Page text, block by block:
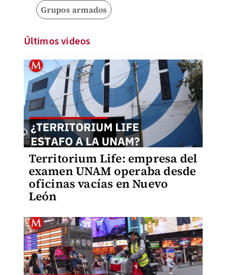
Grupos armados
Últimos videos
Territorium Life: empresa del
examen UNAM operaba desde
oficinas vacías en Nuevo
León